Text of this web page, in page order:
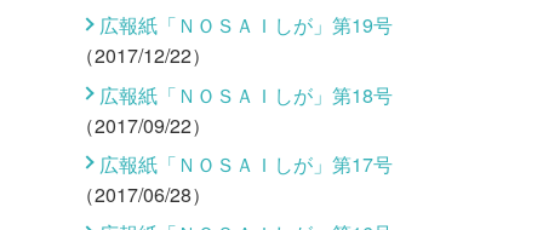
広報紙「ＮＯＳＡＩしが」第19号
（2017/12/22）
広報紙「ＮＯＳＡＩしが」第18号
（2017/09/22）
広報紙「ＮＯＳＡＩしが」第17号
（2017/06/28）